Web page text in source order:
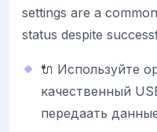
settings are a
status despite
🔌 Используйте
качественный
передаать